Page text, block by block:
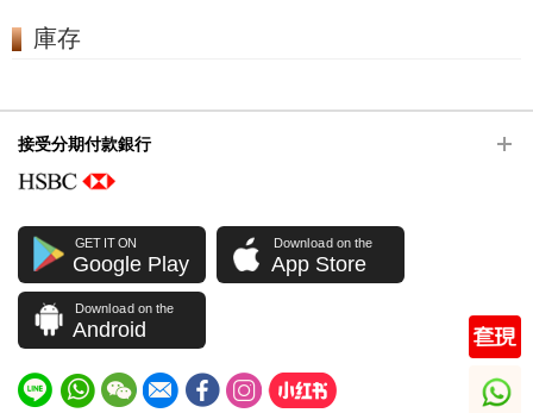
庫存
接受分期付款銀行
GET IT ON
Google Play
Download on the
App Store
Download on the
Android